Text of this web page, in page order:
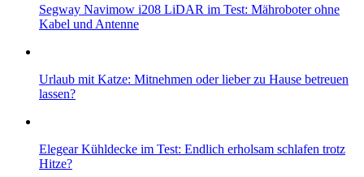
Segway Navimow i208 LiDAR im Test: Mähroboter ohne
Kabel und Antenne
Urlaub mit Katze: Mitnehmen oder lieber zu Hause betreuen
lassen?
Elegear Kühldecke im Test: Endlich erholsam schlafen trotz
Hitze?